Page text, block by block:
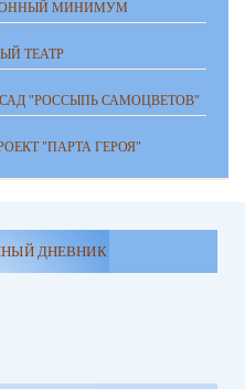
МИНИМУМ
ТЕАТР
"РОССЫПЬ САМОЦВЕТОВ"
"ПАРТА ГЕРОЯ"
ДНЕВНИК